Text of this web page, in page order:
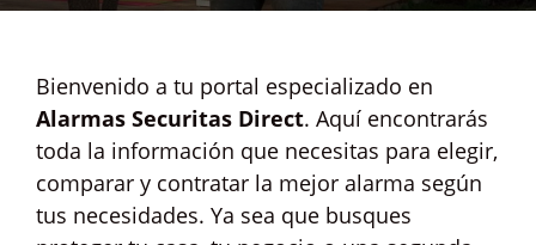
Bienvenido a tu portal especializado en
Alarmas Securitas Direct. Aquí encontrarás
toda la información que necesitas para elegir,
comparar y contratar la mejor alarma según
tus necesidades. Ya sea que busques